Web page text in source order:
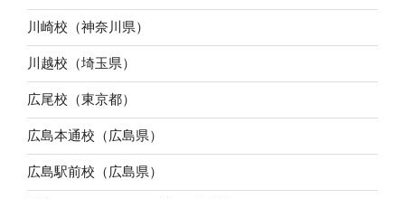
川崎校（神奈川県）
川越校（埼玉県）
広尾校（東京都）
広島本通校（広島県）
広島駅前校（広島県）